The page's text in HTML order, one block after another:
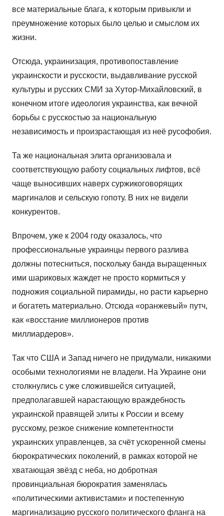
все материальные блага, к которым привыкли и
преумножение которых было целью и смыслом их
жизни.
Отсюда, украинизация, противопоставление
украинскости и русскости, выдавливание русской
культуры и русских СМИ за Хутор-Михайловский, в
конечном итоге идеология украинства, как вечной
борьбы с русскостью за национальную
независимость и произрастающая из неё русофобия.
Та же национальная элита организовала и
соответствующую работу социальных лифтов, всё
чаще выносивших наверх суржикоговорящих
маргиналов и сельскую гопоту. В них не видели
конкурентов.
Впрочем, уже к 2004 году оказалось, что
профессиональные украинцы первого разлива
должны потесниться, поскольку банда выращенных
ими шариковых жаждет не просто кормиться у
подножия социальной пирамиды, но расти карьерно
и богатеть материально. Отсюда «оранжевый» путч,
как «восстание миллионеров против
миллиардеров».
Так что США и Запад ничего не придумали, никакими
особыми технологиями не владели. На Украине они
столкнулись с уже сложившейся ситуацией,
предполагавшей нарастающую враждебность
украинской правящей элиты к России и всему
русскому, резкое снижение компетентности
украинских управленцев, за счёт ускоренной смены
бюрократических поколений, в рамках которой не
хватающая звёзд с неба, но добротная
провинциальная бюрократия заменялась
«политическими активистами» и постепенную
маргинализацию русского политического фланга на